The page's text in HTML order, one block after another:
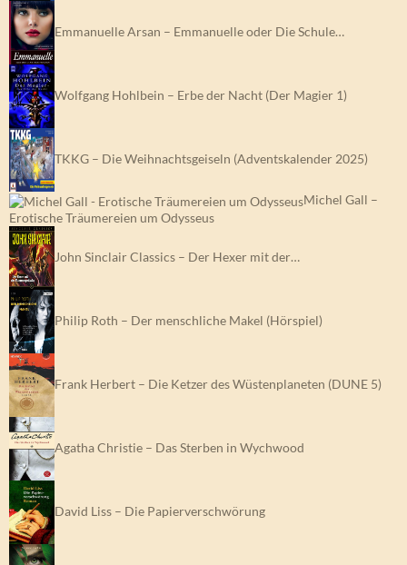
Emmanuelle Arsan – Emmanuelle oder Die Schule…
Wolfgang Hohlbein – Erbe der Nacht (Der Magier 1)
TKKG – Die Weihnachtsgeiseln (Adventskalender 2025)
Michel Gall –
Erotische Träumereien um Odysseus
John Sinclair Classics – Der Hexer mit der…
Philip Roth – Der menschliche Makel (Hörspiel)
Frank Herbert – Die Ketzer des Wüstenplaneten (DUNE 5)
Agatha Christie – Das Sterben in Wychwood
David Liss – Die Papierverschwörung